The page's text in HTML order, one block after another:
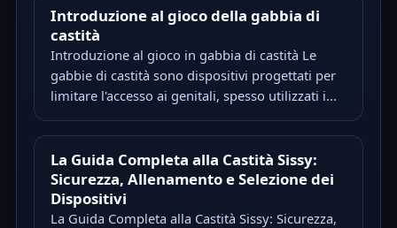
Introduzione al gioco della gabbia di
castità
Introduzione al gioco in gabbia di castità Le
gabbie di castità sono dispositivi progettati per
limitare l'accesso ai genitali, spesso utilizzati i...
La Guida Completa alla Castità Sissy:
Sicurezza, Allenamento e Selezione dei
Dispositivi
La Guida Completa alla Castità Sissy: Sicurezza,